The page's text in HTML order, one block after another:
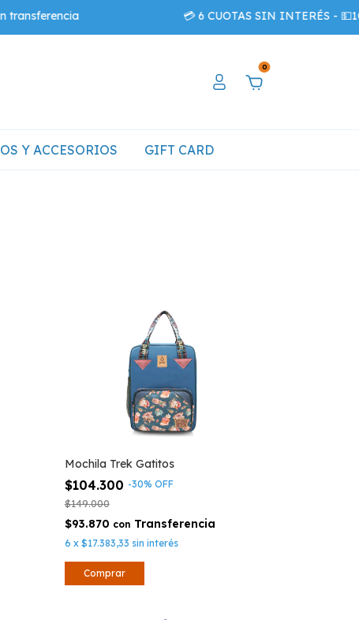
💳 6 CUOTAS SIN INTERÉS -
0
Y ACCESORIOS GIFT CARD
Mochila Trek Gatitos
$104.300 -30% OFF
$149.000
$93.870 con
6 x $17.383,33 sin interés